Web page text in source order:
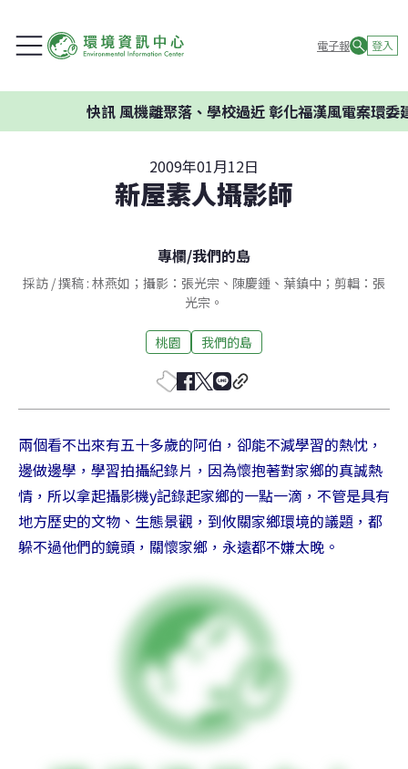
電子報 登入
風機離聚落、學校過近 彰化福漢風電案環委建議不
2009年01月12日
新屋素人攝影師
專欄/我們的島
採訪 / 撰稿 : 林燕如；攝影：張光宗、陳慶鍾、葉鎮中；剪輯：張
光宗。
桃園 我們的島
兩個看不出來有五十多歲的阿伯，卻能不減學習的熱忱，
邊做邊學，學習拍攝紀錄片，因為懷抱著對家鄉的真誠熱
情，所以拿起攝影機y記錄起家鄉的一點一滴，不管是具有
地方歷史的文物、生態景觀，到攸關家鄉環境的議題，都
躲不過他們的鏡頭，關懷家鄉，永遠都不嫌太晚。